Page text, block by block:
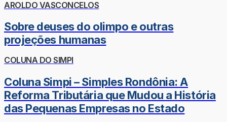
AROLDO VASCONCELOS
Sobre deuses do olimpo e outras
projeções humanas
COLUNA DO SIMPI
Coluna Simpi – Simples Rondônia: A
Reforma Tributária que Mudou a História
das Pequenas Empresas no Estado